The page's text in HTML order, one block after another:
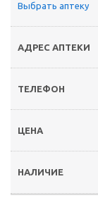
Выбрать аптеку